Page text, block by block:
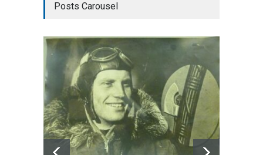
Posts Carousel